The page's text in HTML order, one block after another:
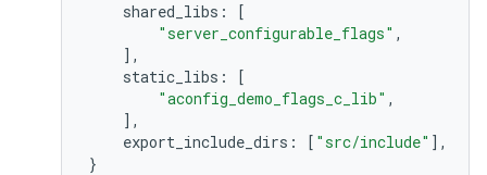
shared_libs :
[
"server_configurable_flags" ,
],
static_libs :
[
"aconfig_demo_flags_c_lib" ,
],
export_include_dirs : [ "src/include" ],
}